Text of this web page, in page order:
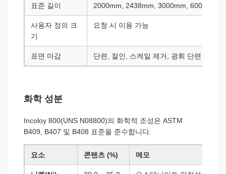
표준 길이 2000mm, 2438mm, 3000mm, 6000mm (
사용자 정의 크
기
요청 시 이용 가능
표면 마감 단련, 절인, 스케일 제거, 광휘 단련
화학 성분
Incoloy 800(UNS N08800)의 화학적 조성은 ASTM
B409, B407 및 B408 표준을 준수합니다.
요소 콘텐츠 (%) 메모